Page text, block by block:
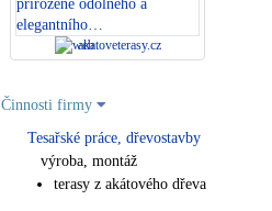
akatoveterasy.cz
Činnosti firmy
Tesařské práce, dřevostavby
výroba, montáž
terasy z akátového dřeva